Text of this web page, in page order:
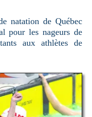
natation de Québec
pour les nageurs de
aux athlètes de